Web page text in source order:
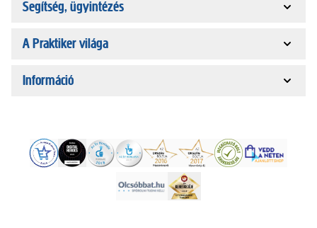
Segítség, ügyintézés
A Praktiker világa
Információ